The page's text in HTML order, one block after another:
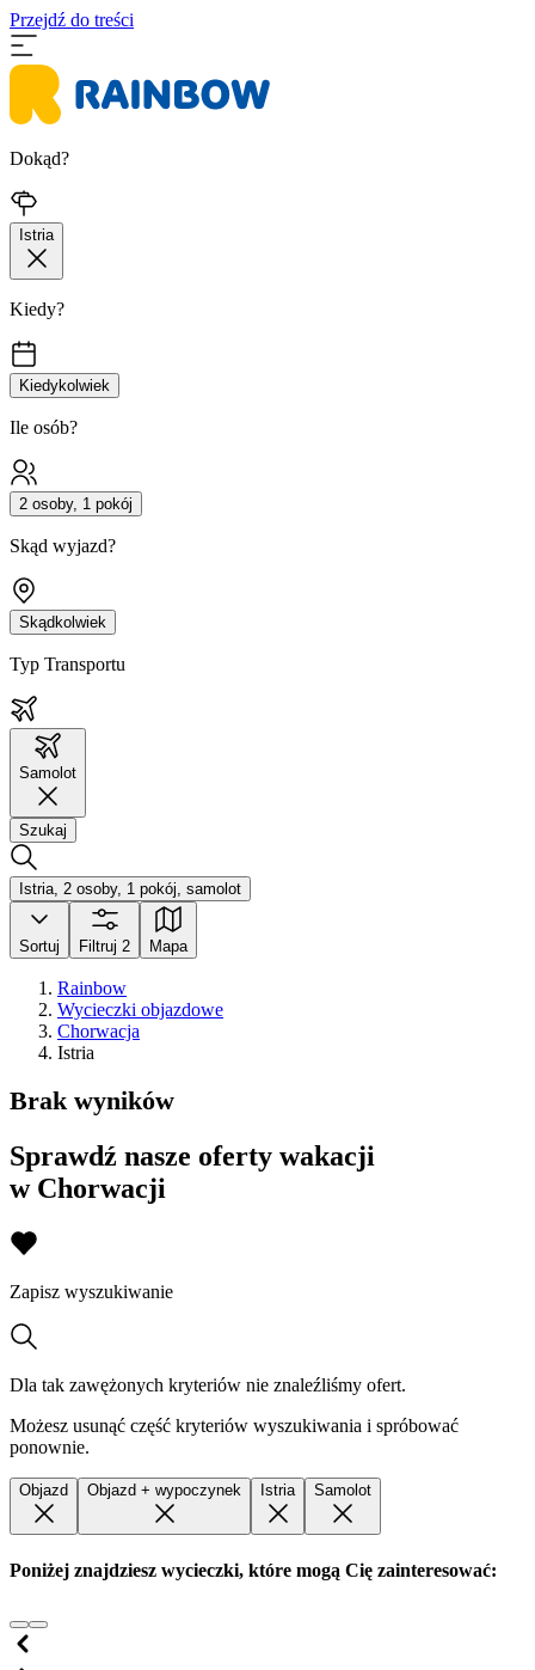
Przejdź do treści
Dokąd?
Istria
Kiedy?
Kiedykolwiek
Ile osób?
2 osoby, 1 pokój
Skąd wyjazd?
Skądkolwiek
Typ Transportu
Samolot
Szukaj
Istria, 2 osoby, 1 pokój, samolot
Sortuj Filtruj 2 Mapa
Rainbow
Wycieczki objazdowe
Chorwacja
Istria
Brak wyników
Sprawdź nasze oferty wakacji
w Chorwacji
Zapisz wyszukiwanie
Dla tak zawężonych kryteriów nie znaleźliśmy ofert.
Możesz usunąć część kryteriów wyszukiwania i spróbować
ponownie.
Objazd Objazd + wypoczynek Istria Samolot
Poniżej znajdziesz wycieczki, które mogą Cię zainteresować: